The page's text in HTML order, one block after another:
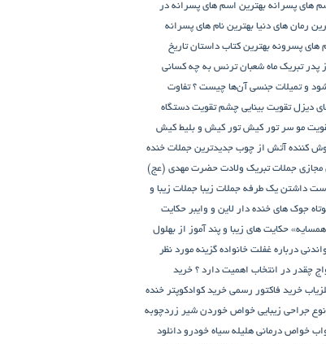
های پسرانه بهترین اسم های پسرانه در
رمان های دنیا بهترین نام های پسرانه
های پسرونه بهترین کتاب داستان تاریخ
پدر تبریک ماه شعبان ترنس به چه کسانی
و تمیلات جنسی آن‌ها چیست ؟ تفاوت
دیزل تقویت بینایی چشم تقویت دستگاه
مو سر تور کیش تور کیش و بلیط کیش
کننده آتش از چوب جدیدترین جملات خنده
مجازی جملات تبریک ولادت حضرت مهدی (عج)
داشتن یک طرفه جملات زیبا جملات زیبا و
جوک های خنده دار لاین و وایبر حکایت
حکایت های زیبا و پند آموز از بهلول
درباره غفلت خانواده گزینه مورد نظر
چقدر در انتخاب اهمیت دارد ؟ خرید
خرید فاکتور رسمی خرید کوادکوپتر خنده
جراحی زیبایی خواص خوردن شیر زردچوبه
خواص درمانی هلیله سیاه خودرو دانلود